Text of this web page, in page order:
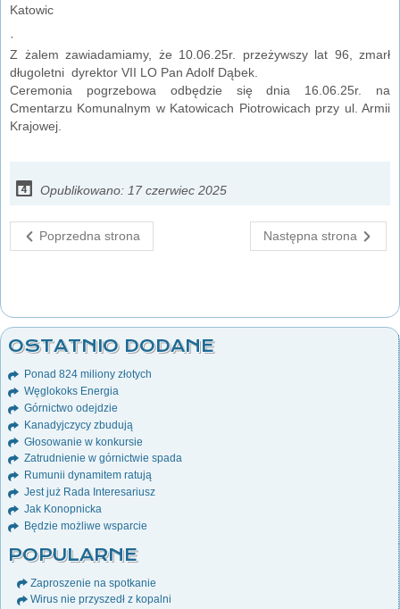
Katowic
·
Z żalem zawiadamiamy, że 10.06.25r. przeżywszy lat 96, zmarł
długoletni dyrektor VII LO Pan Adolf Dąbek.
Ceremonia pogrzebowa odbędzie się dnia 16.06.25r. na
Cmentarzu Komunalnym w Katowicach Piotrowicach przy ul. Armii
Krajowej.
Opublikowano: 17 czerwiec 2025
Poprzedna strona Następna strona
OSTATNIO DODANE
Ponad 824 miliony złotych
Węglokoks Energia
Górnictwo odejdzie
Kanadyjczycy zbudują
Głosowanie w konkursie
Zatrudnienie w górnictwie spada
Rumunii dynamitem ratują
Jest już Rada Interesariusz
Jak Konopnicka
Będzie możliwe wsparcie
POPULARNE
Zaproszenie na spotkanie
Wirus nie przyszedł z kopalni